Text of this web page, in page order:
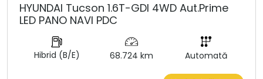
HYUNDAI Tucson 1.6T-GDI 4WD Aut.Prime
LED PANO NAVI PDC
Hibrid (B/E) 68.724 km Automată